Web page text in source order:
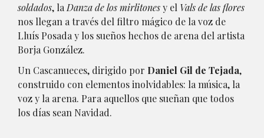
soldados, la Danza de los mirlitonesy el Vals de las flores
nos llegan a través del filtro mágico de la voz de
Lluís Posada y los sueños hechos de arena del artista
Borja González.
Un Cascanueces, dirigido por Daniel Gil de Tejada,
construido con elementos inolvidables: la música, la
voz y la arena. Para aquellos que sueñan que todos
los días sean Navidad.